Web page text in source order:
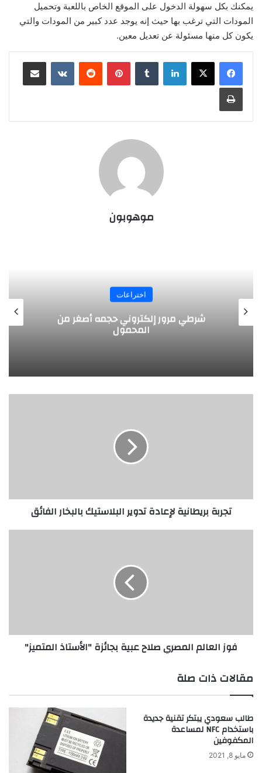
يمكنك بكل سهولة الدخول على الموقع الخاص باللعبة وتحميل
المودات التي ترغب بها حيث إنه يوجد عدد كبير من المودات والتي
يكون كل منها مسئولة عن تعديل معين.
لينكدإن بينتيريست مشاركة عبر البريد
طباعة
موهوبون
اختراعات
شاشة كمبيوتر محمولة قابلة للفصل
تجربة بريطانية لإعادة تدوير البلاستيك بالبخار الفائق
فوز العالم المصري صلاح عبية بجائزة "الأستاذ المتميز"
مقالات ذات صلة
طالب سعودي يبتكر تقنية جديدة
باستخدام NFC لمساعدة
المكفوفين
مايو 8, 2021